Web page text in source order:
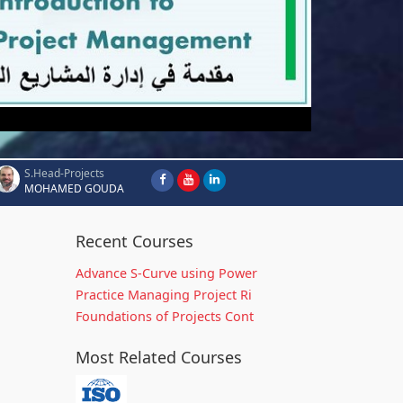
S.Head-Projects
MOHAMED GOUDA
Recent Courses
Advance S-Curve using Power
Practice Managing Project Ri
Foundations of Projects Cont
Most Related Courses